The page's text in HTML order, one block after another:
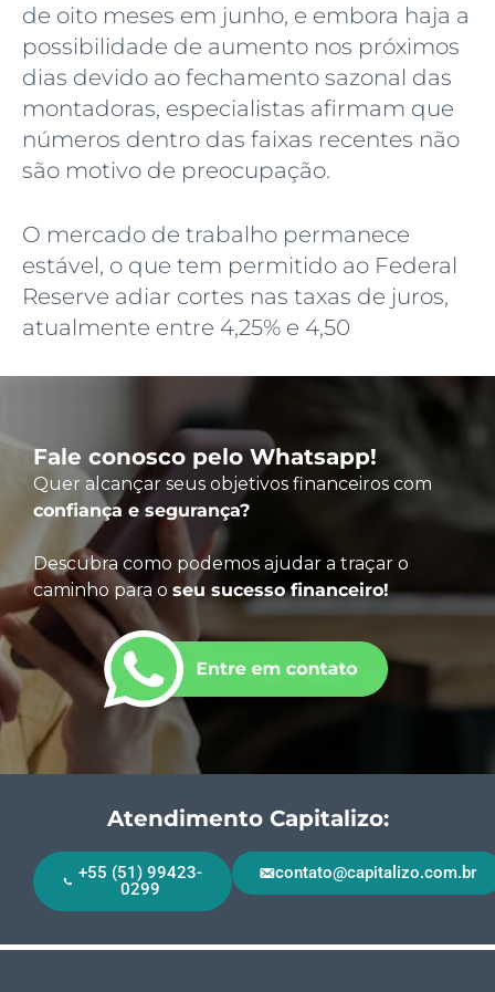
de oito meses em junho, e embora haja a
possibilidade de aumento nos próximos
dias devido ao fechamento sazonal das
montadoras, especialistas afirmam que
números dentro das faixas recentes não
são motivo de preocupação.
O mercado de trabalho permanece
estável, o que tem permitido ao Federal
Reserve adiar cortes nas taxas de juros,
atualmente entre 4,25% e 4,50
Fale conosco pelo Whatsapp!
Quer alcançar seus objetivos financeiros com
confiança e segurança?
Descubra como podemos ajudar a traçar o
caminho para o seu sucesso financeiro!
Atendimento Capitalizo:
+55 (51) 99423-
0299
contato@capitalizo.com.br